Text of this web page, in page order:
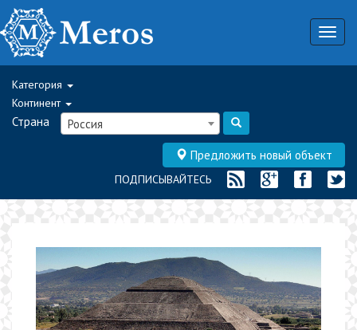
Категория
Континент
Страна Россия
Предложить новый объект
ПОДПИСЫВАЙТЕСЬ